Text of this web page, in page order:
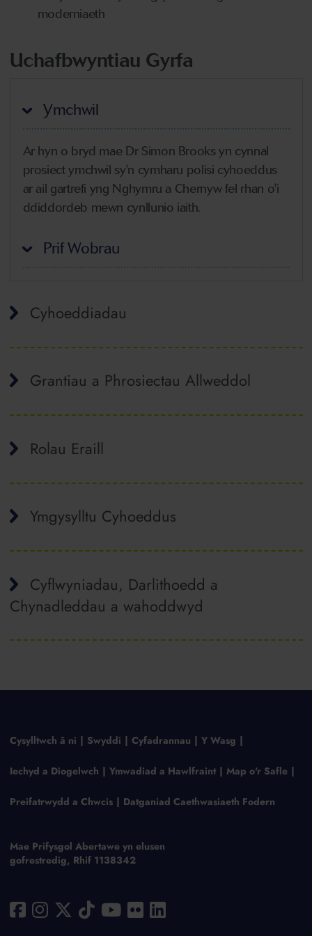
moderniaeth
Uchafbwyntiau Gyrfa
Ymchwil
Ar hyn o bryd mae Dr Simon Brooks yn cynnal
prosiect ymchwil sy'n cymharu polisi cyhoeddus
ar ail gartrefi yng Nghymru a Chernyw fel rhan o'i
ddiddordeb mewn cynllunio iaith.
Prif Wobrau
Cyhoeddiadau
Grantiau a Phrosiectau Allweddol
Rolau Eraill
Ymgysylltu Cyhoeddus
Cyflwyniadau, Darlithoedd a
Chynadleddau a wahoddwyd
Cysylltwch â ni Swyddi Cyfadrannau Y Wasg
Iechyd a Diogelwch Ymwadiad a Hawlfraint Map o'r Safle
Preifatrwydd a Chwcis Datganiad Caethwasiaeth Fodern
Mae Prifysgol Abertawe yn elusen
gofrestredig, Rhif 1138342